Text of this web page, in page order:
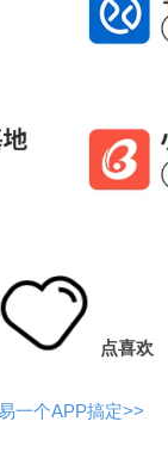
点喜欢
一个APP搞定>>